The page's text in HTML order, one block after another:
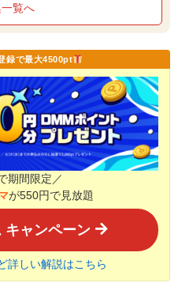
覧へ
録で最大4500pt
期間限定／
が550円で見放題
キャンペーン
詳しい解説はこちら